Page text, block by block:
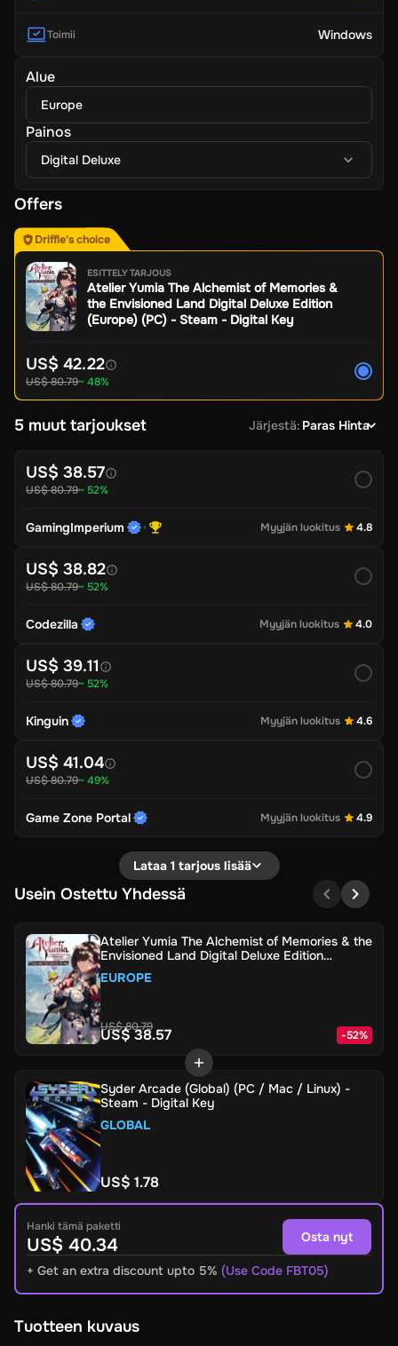
Toimii Windows
Alue
Europe
Painos
Digital Deluxe
Offers
Driffle's choice
ESITTELY TARJOUS
Atelier Yumia The Alchemist of Memories &
the Envisioned Land Digital Deluxe Edition
(Europe) (PC) - Steam - Digital Key
US$ 42.22
US$ 80.79~ 48%
5 muut tarjoukset Järjestä: Paras Hinta
US$ 38.57
US$ 80.79~ 52%
GamingImperium Myyjän luokitus 4.8
US$ 38.82
US$ 80.79~ 52%
Codezilla Myyjän luokitus 4.0
US$ 39.11
US$ 80.79~ 52%
Kinguin Myyjän luokitus 4.6
US$ 41.04
US$ 80.79~ 49%
Game Zone Portal Myyjän luokitus 4.9
Lataa 1 tarjous lisää
Usein Ostettu Yhdessä
Atelier Yumia The Alchemist of Memories & the
Envisioned Land Digital Deluxe Edition
(Europe) (PC) - Steam - Digital Key
EUROPE
US$ 80.79
US$ 38.57 -52%
Syder Arcade (Global) (PC / Mac / Linux) -
Steam - Digital Key
GLOBAL
US$ 1.78
Hanki tämä paketti
US$ 40.34 Osta nyt
+ Get an extra discount upto 5% (Use Code FBT05)
Tuotteen kuvaus